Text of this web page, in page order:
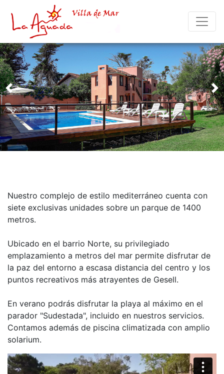
Previous
Nuestro complejo de estilo mediterráneo cuenta con
siete exclusivas unidades sobre un parque de 1400
metros.
Ubicado en el barrio Norte, su privilegiado
emplazamiento a metros del mar permite disfrutar de
la paz del entorno a escasa distancia del centro y los
puntos recreativos más atrayentes de Gesell.
En verano podrás disfrutar la playa al máximo en el
parador "Sudestada", incluido en nuestros servicios.
Contamos además de piscina climatizada con amplio
solarium.